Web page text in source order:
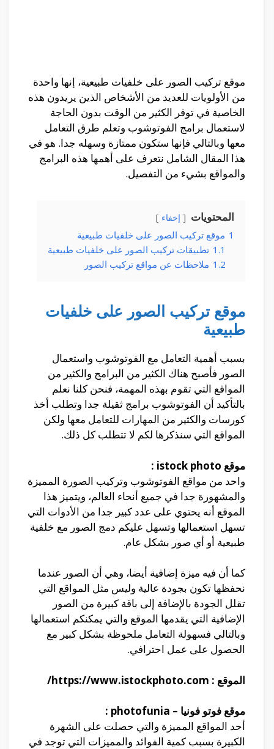
موقع تركيب الصور على خلفيات طبيعية، إنها واحدة
من الأولويات للعديد من الأشخاص الذين يريدون هذه
الخاصية في توفر الكثير من الوقت بدون الحاجة
لاستعمال برامج الفوتوشوب وتعلم طرق التعامل
معها وبالتالي فإنها ستكون ممتازة وسهله جدا. هو في
هذا المقال الشامل نتعرف على أهمها هذه البرامج
والمواقع بشيء من التفصيل.
المحتويات إخفاء
1 موقع تركيب الصور على خلفيات طبيعية
1.1 تطبيقات تركيب الصور على خلفيات طبيعية
1.2 ملاحظات عن مواقع تركيب الصور
موقع تركيب الصور على خلفيات
طبيعية
بسبب أهمية التعامل مع الفوتوشوب واستعمال
الصور فأصبح هناك الكثير من البرامج والكثير من
المواقع التي تقوم بهذه المهمة، فنحن كلنا نعلم
بالتأكيد أن الفوتوشوب برامج ثقيلة جدا وتطلب أخذ
كورسات والكثير من المهارات للتعامل معها ولكن
المواقع التي سنذكرها لكم لا تتطلب كل ذلك.
موقع istock photo
:
واحد من مواقع الفوتوشوب وتركيب الصورة المميزة
والمشهورة جدا في جميع أنحاء العالم، ويتميز هذا
الموقع أنه يحتوي على عدد كبير جدا من الأدوات التي
تسهل استعمالها وتسهل عليكم دمج الصور مع خلفية
طبيعية أو أي صور بشكل عام.
كما أن فيه ميزة إضافية أيضا، وهي أن الصور عندما
نحفظها تكون بجودة عالية وليس مثل المواقع التي
تقلل الجودة بالإضافة إلى باقة كبيرة من الصور
الإضافية التي يقدمها الموقع والتي يمكنكم استعمالها
وبالتالي فسهولة التعامل ملحوظة بشكل كبير مع
الحصول على عمل احترافي.
الموقع : https://www.istockphoto.com/
موقع فوتو فونيا – photofunia
:
أحد المواقع المميزة والتي حصلت على الشهرة
الكبيرة بسبب كمية الفوائد والمميزات التي توجد في